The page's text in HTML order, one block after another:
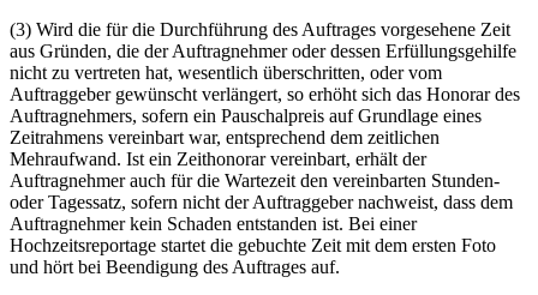
(3) Wird die für die Durchführung des Auftrages vorgesehene Zeit
aus Gründen, die der Auftragnehmer oder dessen Erfüllungsgehilfe
nicht zu vertreten hat, wesentlich überschritten, oder vom
Auftraggeber gewünscht verlängert, so erhöht sich das Honorar des
Auftragnehmers, sofern ein Pauschalpreis auf Grundlage eines
Zeitrahmens vereinbart war, entsprechend dem zeitlichen
Mehraufwand. Ist ein Zeithonorar vereinbart, erhält der
Auftragnehmer auch für die Wartezeit den vereinbarten Stunden-
oder Tagessatz, sofern nicht der Auftraggeber nachweist, dass dem
Auftragnehmer kein Schaden entstanden ist. Bei einer
Hochzeitsreportage startet die gebuchte Zeit mit dem ersten Foto
und hört bei Beendigung des Auftrages auf.